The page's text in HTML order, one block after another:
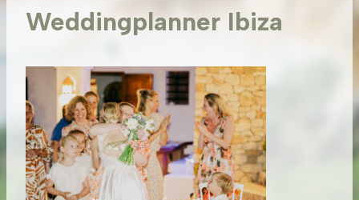
Weddingplanner Ibiza